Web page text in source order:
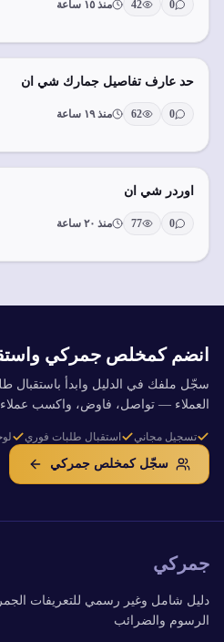
0
42 منذ ١٥ ساعة
حد عارف تفاصيل جمارك شي ان
0
62 منذ ١٩ ساعة
اوردر شي ان
0
77 منذ ٢٠ ساعة
انضم كمخلص جمركي
سجّل ملفك في الدليل وابدأ باستقبال
العملاء — تواصل، فاوض، واكسب
تسجيل مجاني استقبال طلبات فوري
سجّل كمخلص جمركي
جمركي
دليل شامل وغير رسمي للتعريفات
الرسوم والضرائب